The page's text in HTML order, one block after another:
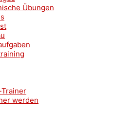
Übungen
werden